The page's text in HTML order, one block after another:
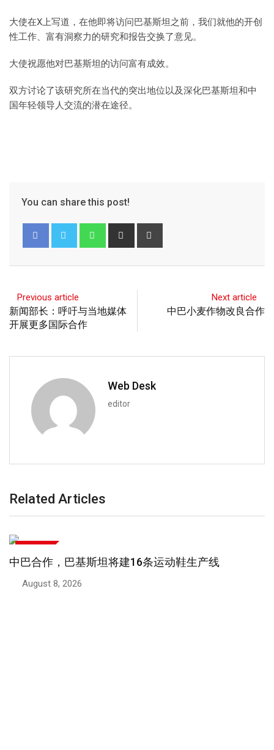
大使在X上写道，在他即将访问巴基斯坦之前，我们就他的开创
性工作、富有洞察力的研究和报告交换了意见。
大使祝愿他对巴基斯坦的访问富有成效。
双方讨论了该研究所在当代的突出地位以及深化巴基斯坦和中
国年轻领导人交流的潜在途径。
You can share this post!
Previous article
新闻部长：呼吁与当地媒体
开展更多国际合作
Next article
中巴小麦作物改良合作
Web Desk
editor
Related Articles
巴基斯坦芒果经陆路口岸抵达新疆，迎来新一季
August 8, 2026